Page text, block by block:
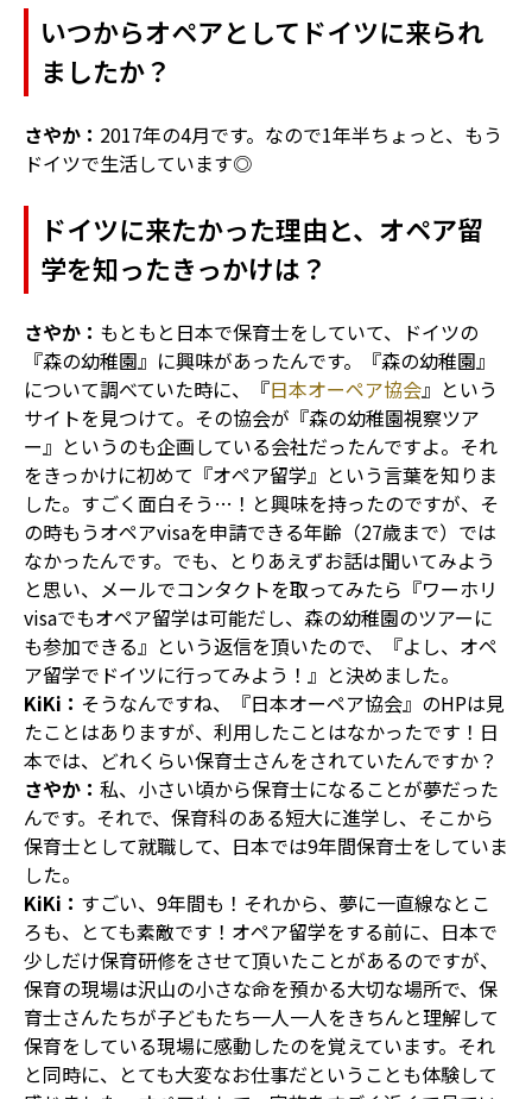
いつからオペアとしてドイツに来られ
ましたか？
さやか： 2017年の4月です。なので1年半ちょっと、もう
ドイツで生活しています◎
ドイツに来たかった理由と、オペア留
学を知ったきっかけは？
さやか： もともと日本で保育士をしていて、ドイツの
『森の幼稚園』に興味があったんです。『森の幼稚園』
について調べていた時に、『日本オーペア協会』という
サイトを見つけて。その協会が『森の幼稚園視察ツア
ー』というのも企画している会社だったんですよ。それ
をきっかけに初めて『オペア留学』という言葉を知りま
した。すごく面白そう…！と興味を持ったのですが、そ
の時もうオペアvisaを申請できる年齢（27歳まで）では
なかったんです。でも、とりあえずお話は聞いてみよう
と思い、メールでコンタクトを取ってみたら『ワーホリ
visaでもオペア留学は可能だし、森の幼稚園のツアーに
も参加できる』という返信を頂いたので、『よし、オペ
ア留学でドイツに行ってみよう！』と決めました。
KiKi： そうなんですね、『日本オーペア協会』のHPは見
たことはありますが、利用したことはなかったです！日
本では、どれくらい保育士さんをされていたんですか？
さやか： 私、小さい頃から保育士になることが夢だった
んです。それで、保育科のある短大に進学し、そこから
保育士として就職して、日本では9年間保育士をしていま
した。
KiKi： すごい、9年間も！それから、夢に一直線なとこ
ろも、とても素敵です！オペア留学をする前に、日本で
少しだけ保育研修をさせて頂いたことがあるのですが、
保育の現場は沢山の小さな命を預かる大切な場所で、保
育士さんたちが子どもたち一人一人をきちんと理解して
保育をしている現場に感動したのを覚えています。それ
と同時に、とても大変なお仕事だということも体験して